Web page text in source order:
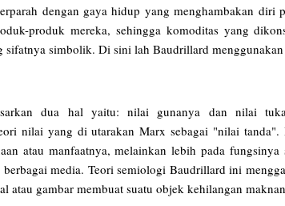
dengan gaya hidup yang menghambakan diri
produk mereka, sehingga komoditas yang
sifatnya simbolik. Di sini lah Baudrillard
dua hal yaitu: nilai gunanya dan nilai
nilai yang di utarakan Marx sebagai "nilai
atau manfaatnya, melainkan lebih pada
media. Teori semiologi Baudrillard ini
gambar membuat suatu objek kehilangan